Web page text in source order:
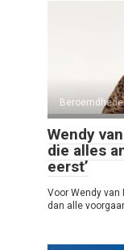
Wendy
die alles
eerst’
Voor Wendy
dan alle